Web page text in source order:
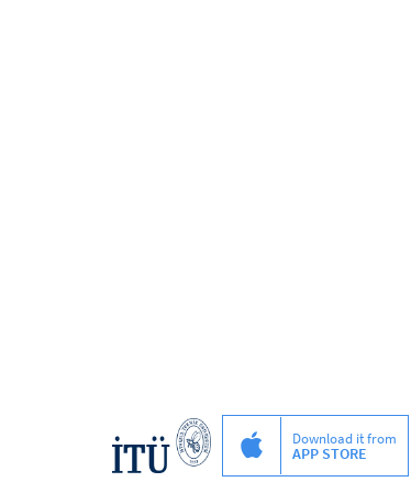
Download it from
APP STORE